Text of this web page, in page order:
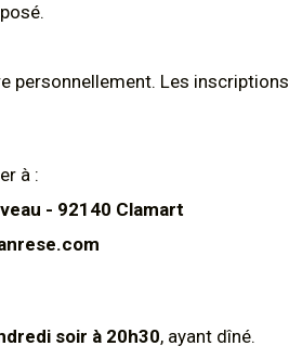
personnellement. Les inscriptions
à :
- 92140 Clamart
soir à 20h30, ayant dîné.